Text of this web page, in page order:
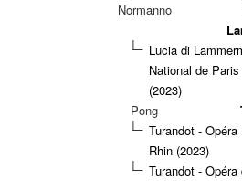
Normanno
Lucia di
National de
(2023)
Pong
Turandot -
Rhin (2023)
Turandot - Opéra